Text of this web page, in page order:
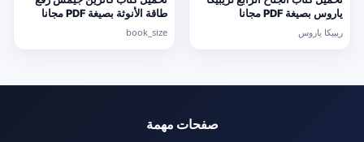
ياروس بصيغة PDF مجانا
ريبيكا ياروس
طاقة الأنوثة بصيغة PDF مجانا
book_size
صفحات مهمة